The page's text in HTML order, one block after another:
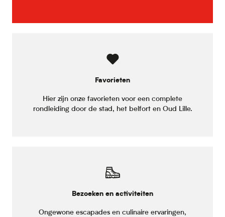
Favorieten
Hier zijn onze favorieten voor een complete
rondleiding door de stad, het belfort en Oud Lille.
Bezoeken en activiteiten
Ongewone escapades en culinaire ervaringen,